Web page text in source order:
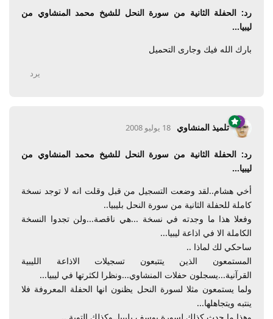
رد: الحفلة الثانية من سورة النحل للشيخ محمد المنشاوي من
ليبيا...
بارك الله فيك وجارى التحميل
يرد
تلميذ المنشاوي 18 يوليو 2008
رد: الحفلة الثانية من سورة النحل للشيخ محمد المنشاوي من
ليبيا...
أخي هشام..لقد وضعت التسجيل من قبل وقلت انه لا توجد نسخة
كاملة للحفلة الثانية من سورة النحل بليبيا..
وفعلا هذا ما وجدته في نسخة ...هي ناقصة...ولن تجدوا النسخة
الكاملة الا في اذاعة ليبيا...
ساحكي لك لماذا ..
المستمعون الذين يتتبعون تسجيلات الاذاعة الليبية
القرآنية...يسجلون حفلات المنشاوي...ونظرا لكثرتها في ليبيا...
ولما يستمعون مثلا لسورة النحل يظنون انها الحفلة المعروفة فلا
ينتبه ويتجاهلها...